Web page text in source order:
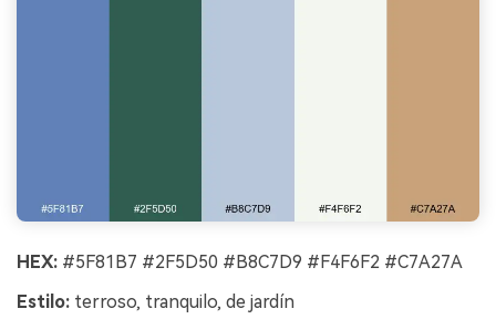
HEX: #5F81B7 #2F5D50 #B8C7D9 #F4F6F2 #C7A27A
Estilo: terroso, tranquilo, de jardín